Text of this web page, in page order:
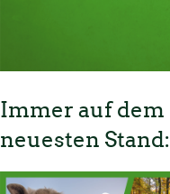
Immer auf dem
neuesten Stand: